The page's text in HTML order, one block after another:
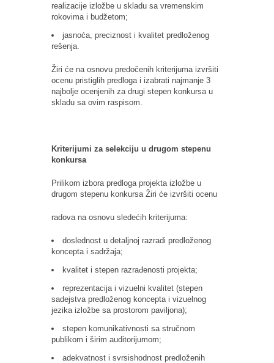
realizacije izložbe u skladu sa vremenskim
rokovima i budžetom;
jasnoća, preciznost i kvalitet predloženog
rešenja.
Žiri će na osnovu predočenih kriterijuma izvršiti
ocenu pristiglih predloga i izabrati najmanje 3
najbolje ocenjenih za drugi stepen konkursa u
skladu sa ovim raspisom.
Kriterijumi za selekciju u drugom stepenu
konkursa
Prilikom izbora predloga projekta izložbe u
drugom stepenu konkursa Žiri će izvršiti ocenu
radova na osnovu sledećih kriterijuma:
doslednost u detaljnoj razradi predloženog
koncepta i sadržaja;
kvalitet i stepen razrađenosti projekta;
reprezentacija i vizuelni kvalitet (stepen
sadejstva predloženog koncepta i vizuelnog
jezika izložbe sa prostorom paviljona);
stepen komunikativnosti sa stručnom
publikom i širim auditorijumom;
adekvatnost i svrsishodnost predloženih